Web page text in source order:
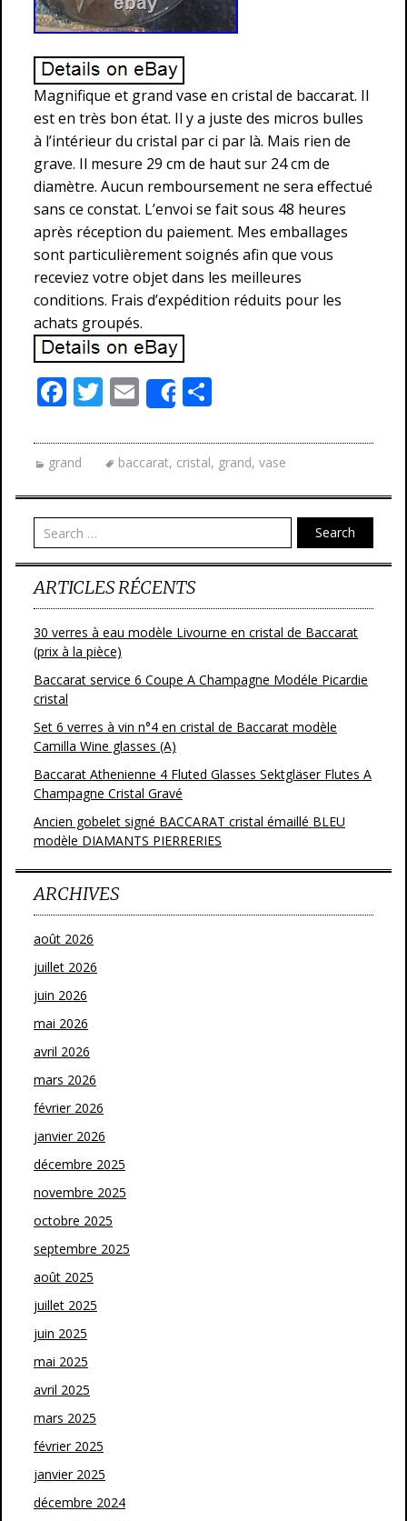
Magnifique et grand vase en cristal de baccarat. Il
est en très bon état. Il y a juste des micros bulles
à l’intérieur du cristal par ci par là. Mais rien de
grave. Il mesure 29 cm de haut sur 24 cm de
diamètre. Aucun remboursement ne sera effectué
sans ce constat. L’envoi se fait sous 48 heures
après réception du paiement. Mes emballages
sont particulièrement soignés afin que vous
receviez votre objet dans les meilleures
conditions. Frais d’expédition réduits pour les
achats groupés.
F
e
b
o
o
k
T
itt
er
E
m
ai
l
Share
ta
g
er
grand baccarat, cristal, grand, vase
Search
ARTICLES RÉCENTS
30 verres à eau modèle Livourne en cristal de Baccarat
(prix à la pièce)
Baccarat service 6 Coupe A Champagne Modéle Picardie
cristal
Set 6 verres à vin n°4 en cristal de Baccarat modèle
Camilla Wine glasses (A)
Baccarat Athenienne 4 Fluted Glasses Sektgläser Flutes A
Champagne Cristal Gravé
Ancien gobelet signé BACCARAT cristal émaillé BLEU
modèle DIAMANTS PIERRERIES
ARCHIVES
août 2026
juillet 2026
juin 2026
mai 2026
avril 2026
mars 2026
février 2026
janvier 2026
décembre 2025
novembre 2025
octobre 2025
septembre 2025
août 2025
juillet 2025
juin 2025
mai 2025
avril 2025
mars 2025
février 2025
janvier 2025
décembre 2024